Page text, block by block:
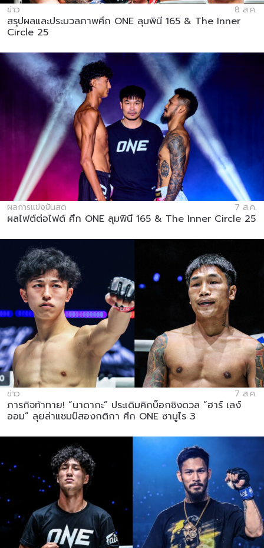
ข่าว 8 ส.ค.
สรุปผลและประมวลภาพศึก ONE ลุมพินี 165 & The Inner
Circle 25
ผลการแข่งขันสด 7 ส.ค.
ผลไฟต์ต่อไฟต์ ศึก ONE ลุมพินี 165 & The Inner Circle 25
ข่าว 7 ส.ค.
ภารกิจท้าทาย! “นาดากะ” ประเดิมคิกบ็อกซิงดวล “ฮาร์ เลง์
ออม” ลุยล่าแชมป์สองกติกา ศึก ONE ซามูไร 3